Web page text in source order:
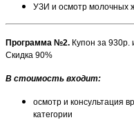
УЗИ и осмотр молочных
Программа №2. Купон за 930р.
Скидка 90%
В стоимость входит:
осмотр и консультация
категории